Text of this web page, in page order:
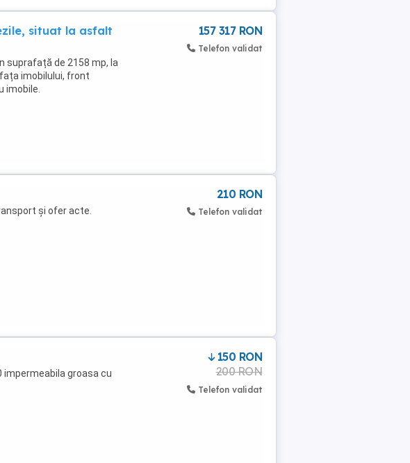
situat la asfalt
suprafață de 2158 mp, la
imobilului, front
imobile.
157 317 RON
Telefon validat
și ofer acte.
210 RON
Telefon validat
groasa cu
150 RON
200 RON
Telefon validat